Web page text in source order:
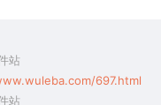
站
697.html
站